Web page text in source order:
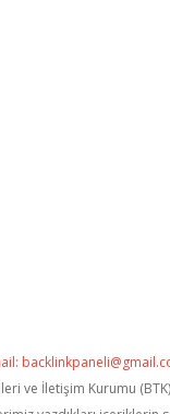
ve İletişim Kurumu